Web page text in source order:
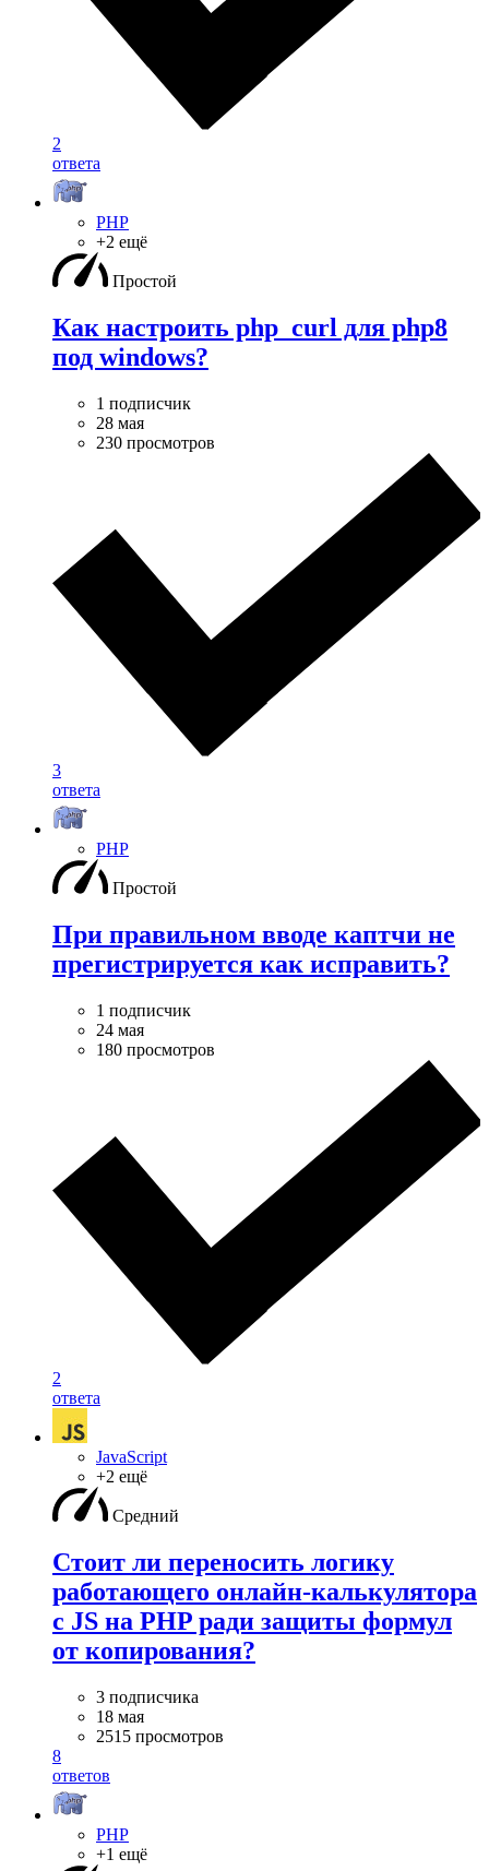
2
ответа
PHP
+2 ещё
Простой
Как настроить php_curl для php8
под windows?
1 подписчик
28 мая
230 просмотров
3
ответа
PHP
Простой
При правильном вводе каптчи не
прегистрируется как исправить?
1 подписчик
24 мая
180 просмотров
2
ответа
JavaScript
+2 ещё
Средний
Стоит ли переносить логику
работающего онлайн-калькулятора
с JS на PHP ради защиты формул
от копирования?
3 подписчика
18 мая
2515 просмотров
8
ответов
PHP
+1 ещё